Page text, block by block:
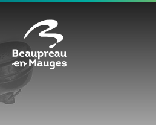
Cookies management panel